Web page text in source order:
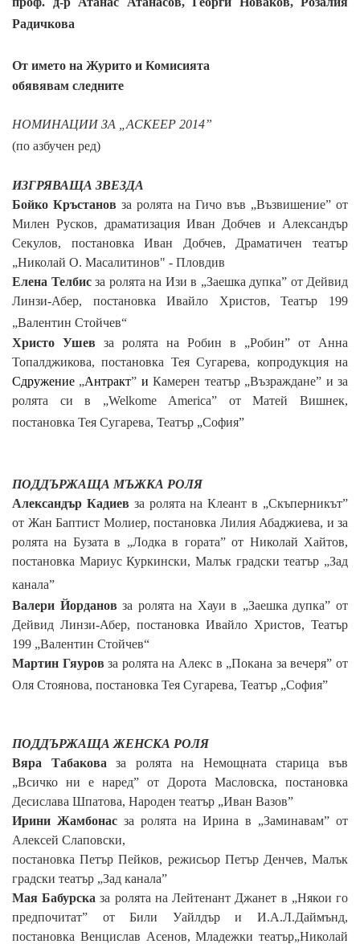
Радичкова
От името на Журито и Комисията
обявявам следните
НОМИНАЦИИ ЗА „АСКЕЕР 2014”
(по азбучен ред)
ИЗГРЯВАЩА ЗВЕЗДА
Бойко Кръстанов за ролята на Гичо във „Възвишение” от
Милен Русков, драматизация Иван Добчев и Александър
Секулов, постановка Иван Добчев, Драматичен театър
„Николай О. Масалитинов" - Пловдив
Елена Телбисза ролята на Изи в „Заешка дупка” от Дейвид
Линзи-Абер, постановка Ивайло Христов,Театър 199
„Валентин Стойчев“
Христо Ушев за ролята на Робин в „Робин” от Анна
Топалджикова, постановка Тея Сугарева, копродукция на
Сдружение „Антракт” иКамерен театър „Възраждане” и за
ролята си в „Welkome America” от Матей Вишнек,
постановка Тея Сугарева, Театър „София”
ПОДДЪРЖАЩА МЪЖКА РОЛЯ
Александър Кадиев за ролята на Клеант в „Скъперникът”
от Жан Баптист Молиер, постановка Лилия Абаджиева, и за
ролята на Бузата в „Лодка в гората” от Николай Хайтов,
постановка Мариус Куркински, Малък градски театър „Зад
канала”
Валери Йорданов за ролята на Хауи в „Заешка дупка” от
Дейвид Линзи-Абер, постановка Ивайло Христов, Театър
199 „Валентин Стойчев“
Мартин Гяуров за ролята на Алекс в „Покана за вечеря” от
Оля Стоянова, постановка Тея Сугарева, Театър „София”
ПОДДЪРЖАЩА ЖЕНСКА РОЛЯ
Вяра Табаковаза ролята на Немощната старица във
„Всичко ни е наред” от Дорота Масловска, постановка
Десислава Шпатова, Народен театър „Иван Вазов”
Ирини Жамбонас за ролята на Ирина в „Заминавам” от
Алексей Слаповски,
постановка Петър Пейков, режисьор Петър Денчев, Малък
градски театър „Зад канала”
Мая Бабурска за ролята на Лейтенант Джанет в „Някои го
предпочитат” от Били Уайлдър и И.А.Л.Даймънд,
постановка Венцислав Асенов,Младежки театър„Николай